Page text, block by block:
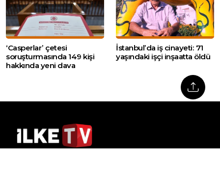
‘Casperlar’ çetesi
soruşturmasında 149 kişi
hakkında yeni dava
İstanbul’da iş cinayeti: 71
yaşındaki işçi inşaatta öldü